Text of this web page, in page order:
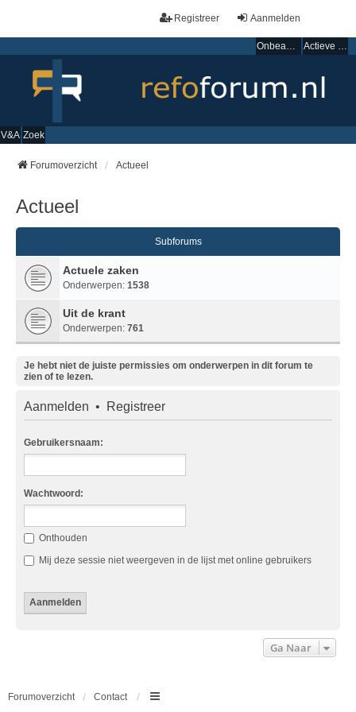
Aanmelden
Registreer
Onbeantwoorde onderwerpen Actieve onderwerpen
V&A Zoek
Forumoverzicht Actueel
Actueel
Subforums
Actuele zaken
Onderwerpen: 1538
Uit de krant
Onderwerpen: 761
Je hebt niet de juiste permissies om onderwerpen in dit forum te
zien of te lezen.
Aanmelden • Registreer
Gebruikersnaam:
Wachtwoord:
Onthouden
Mij deze sessie niet weergeven in de lijst met online gebruikers
Ga Naar
Forumoverzicht Contact